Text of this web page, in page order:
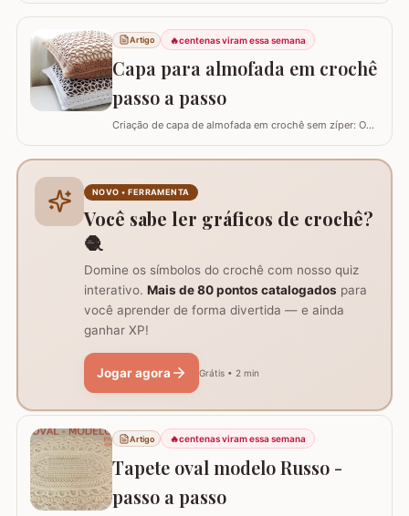
utilizar esta flor sem relevo para que não atrapalhe se
precisar colocar algo em cima. Para este trabalho
utilizei os fios Duna da Círculo S.A. Você pode utilizar os
fios Barroco maxcolor, Barroco…
Artigo 🔥centenas viram essa semana
Capa para almofada em crochê
passo a passo
Criação de capa de almofada em crochê sem zíper: O
prática para lavar e versátil, usando crochê com fio de
Materiais necessários para o projeto: São
imprescindíveis fio de algodão nº6, agulha de…
NOVO • FERRAMENTA
Você sabe ler gráficos de crochê?
🧶
Domine os símbolos do crochê com nosso quiz
interativo. Mais de 80 pontos catalogados para
você aprender de forma divertida — e ainda
ganhar XP!
Jogar agora Grátis • 2 min
Artigo 🔥centenas viram essa semana
Tapete oval modelo Russo -
passo a passo